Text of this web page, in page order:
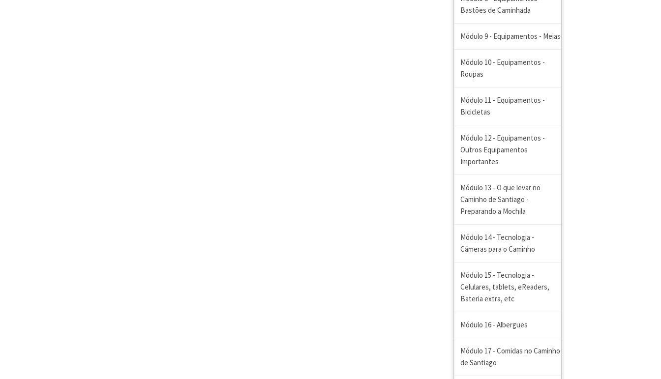
Bastões de Caminhada
Módulo 9 - Equipamentos - Meias
Módulo 10 - Equipamentos -
Roupas
Módulo 11 - Equipamentos -
Bicicletas
Módulo 12 - Equipamentos -
Outros Equipamentos
Importantes
Módulo 13 - O que levar no
Caminho de Santiago -
Preparando a Mochila
Módulo 14 - Tecnologia -
Câmeras para o Caminho
Módulo 15 - Tecnologia -
Celulares, tablets, eReaders,
Bateria extra, etc
Módulo 16 - Albergues
Módulo 17 - Comidas no Caminho
de Santiago